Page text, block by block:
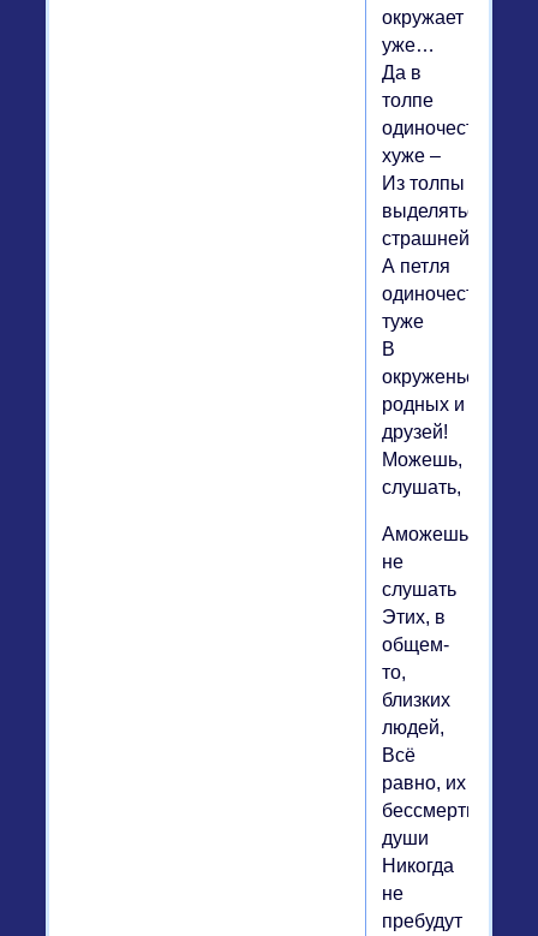
окружает
уже…
Да в
толпе
одиночество
хуже –
Из толпы
выделяться
страшней,
А петля
одиночества
туже
В
окруженье
родных и
друзей!
Можешь,
слушать,
Аможешь,
не
слушать
Этих, в
общем-
то,
близких
людей,
Всё
равно, их
бессмертные
души
Никогда
не
пребудут